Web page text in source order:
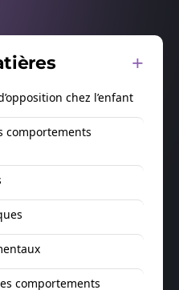
chez l’enfant
comportements
comportements